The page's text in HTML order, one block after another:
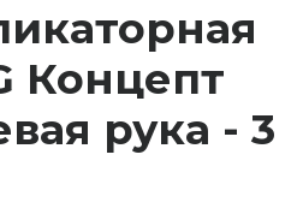
Концепт
рука - 3